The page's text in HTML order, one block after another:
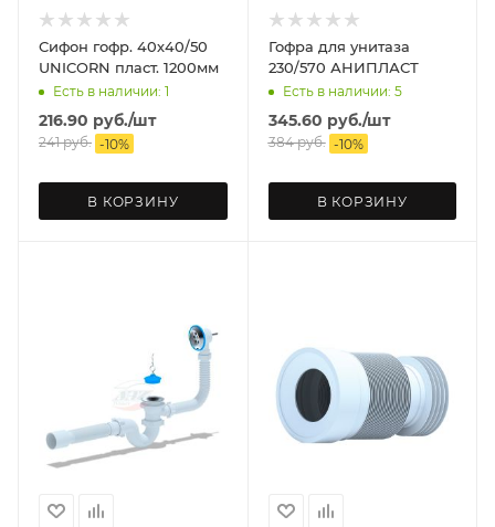
Сифон гофр. 40х40/50
UNICORN пласт. 1200мм
Есть в наличии: 1
216.90 руб./шт
241руб. -10%
В КОРЗИНУ
Гофра для унитаза
230/570 АНИПЛАСТ
Есть в наличии: 5
345.60 руб./шт
384руб. -10%
В КОРЗИНУ